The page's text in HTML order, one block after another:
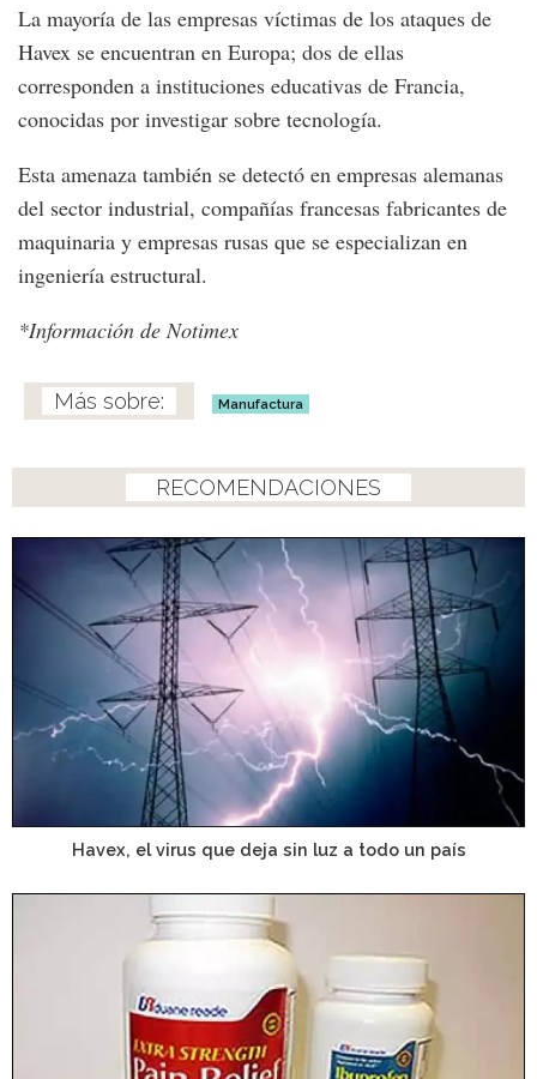
La mayoría de las empresas víctimas de los ataques de
Havex se encuentran en Europa; dos de ellas
corresponden a instituciones educativas de Francia,
conocidas por investigar sobre tecnología.
Esta amenaza también se detectó en empresas alemanas
del sector industrial, compañías francesas fabricantes de
maquinaria y empresas rusas que se especializan en
ingeniería estructural.
*Información de Notimex
Manufactura
RECOMENDACIONES
Havex, el virus que deja sin luz a todo un país